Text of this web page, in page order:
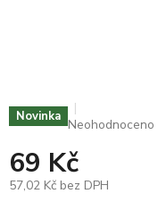
Novinka Průměrné
produktu
je
0,0
Neohodnoceno
69 Kč
57,02 Kč bez DPH